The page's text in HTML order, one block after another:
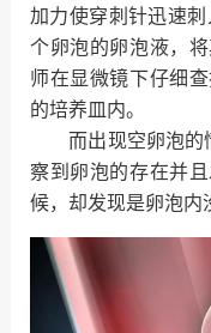
加力使穿刺针迅速
个卵泡的卵泡液，
师在显微镜下仔细
的培养皿内。
而出现空卵泡的
察到卵泡的存在并
候，却发现是卵泡内